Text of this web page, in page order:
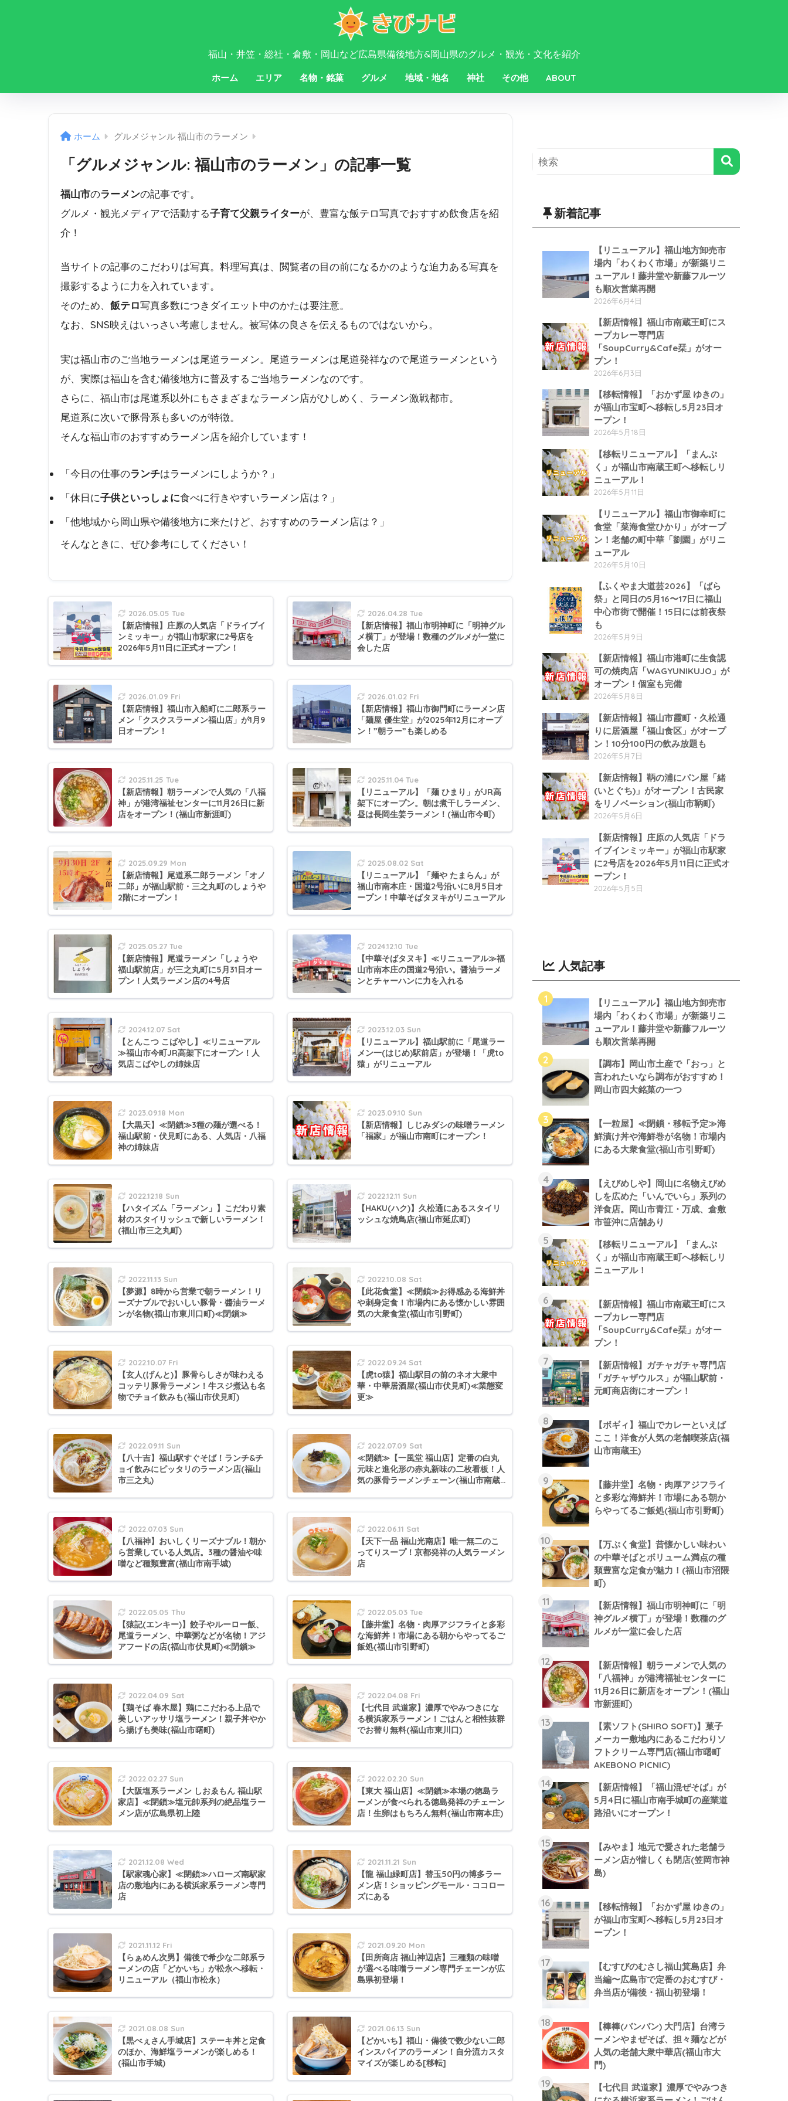
福山・井笠・総社・倉敷・岡山など広島県備後地方&岡山県のグルメ・観光・文化を紹介
ホーム エリア 名物・銘菓 グルメ 地域・地名 神社 その他 ABOUT
ホーム グルメジャンル 福山市のラーメン
「グルメジャンル:福山市のラーメン 」の記事一覧
福山市のラーメンの記事です。
グルメ・観光メディアで活動する子育て父親ライターが、豊富な飯テロ写真でおすすめ飲食店を紹
介！
当サイトの記事のこだわりは写真。料理写真は、閲覧者の目の前になるかのような迫力ある写真を
撮影するように力を入れています。
そのため、 飯テロ写真多数につきダイエット中のかたは要注意。
なお、SNS映えはいっさい考慮しません。被写体の良さを伝えるものではないから。
実は福山市のご当地ラーメンは尾道ラーメン。尾道ラーメンは尾道発祥なので尾道ラーメンという
が、実際は福山を含む備後地方に普及するご当地ラーメンなのです。
さらに、福山市は尾道系以外にもさまざまなラーメン店がひしめく、ラーメン激戦都市。
尾道系に次いで豚骨系も多いのが特徴。
そんな福山市のおすすめラーメン店を紹介しています！
「今日の仕事のランチはラーメンにしようか？」
「休日に子供といっしょに食べに行きやすいラーメン店は？」
「他地域から岡山県や備後地方に来たけど、おすすめのラーメン店は？」
そんなときに、ぜひ参考にしてください！
2026.05.05 Tue
【新店情報】庄原の人気店「ドライブイ
ンミッキー」が福山市駅家に2号店を
2026年5月11日に正式オープン！
2026.04.28 Tue
【新店情報】福山市明神町に「明神グル
メ横丁」が登場！数種のグルメが一堂に
会した店
2026.01.09 Fri
【新店情報】福山市入船町に二郎系ラー
メン「クスクスラーメン福山店」が1月9
日オープン！
2026.01.02 Fri
【新店情報】福山市御門町にラーメン店
「麺屋 優生堂」が2025年12月にオープ
ン！”朝ラー”も楽しめる
2025.11.25 Tue
【新店情報】朝ラーメンで人気の「八福
神」が港湾福祉センターに11月26日に新
店をオープン！(福山市新涯町)
2025.11.04 Tue
【リニューアル】「麺 ひまり」がJR高
架下にオープン。朝は煮干しラーメン、
昼は長岡生姜ラーメン！(福山市今町)
2025.09.29 Mon
【新店情報】尾道系二郎ラーメン「オノ
二郎」が福山駅前・三之丸町のしょうや
2階にオープン！
2025.08.02 Sat
【リニューアル】「麺や たまらん」が
福山市南本庄・国道2号沿いに8月5日オ
ープン！中華そばタヌキがリニューアル
2025.05.27 Tue
【新店情報】尾道ラーメン「しょうや
福山駅前店」が三之丸町に5月31日オー
プン！人気ラーメン店の4号店
2024.12.10 Tue
【中華そばタヌキ】≪リニューアル≫福
山市南本庄の国道2号沿い。醤油ラーメ
ンとチャーハンに力を入れる
2024.12.07 Sat
【とんこつ こばやし】≪リニューアル
≫福山市今町JR高架下にオープン！人
気店こばやしの姉妹店
2023.12.03 Sun
【リニューアル】福山駅前に「尾道ラー
メン一(はじめ)駅前店」が登場！「虎to
猿」がリニューアル
2023.09.18 Mon
【大黒天】≪閉鎖≫3種の麺が選べる！
福山駅前・伏見町にある、人気店・八福
神の姉妹店
2023.09.10 Sun
【新店情報】しじみダシの味噌ラーメン
「福家」が福山市南町にオープン！
2022.12.18 Sun
【ハタイズム「ラーメン」】こだわり素
材のスタイリッシュで新しいラーメン！
(福山市三之丸町)
2022.12.11 Sun
【HAKU(ハク)】久松通にあるスタイリ
ッシュな焼鳥店(福山市延広町)
2022.11.13 Sun
【夢源】8時から営業で朝ラーメン！リ
ーズナブルでおいしい豚骨・醬油ラーメ
ンが名物(福山市東川口町)≪閉鎖≫
2022.10.08 Sat
【此花食堂】≪閉鎖≫お得感ある海鮮丼
や刺身定食！市場内にある懐かしい雰囲
気の大衆食堂(福山市引野町)
2022.10.07 Fri
【玄人(げんと)】豚骨らしさが味わえる
コッテリ豚骨ラーメン！牛スジ煮込も名
物でチョイ飲みも(福山市伏見町)
2022.09.24 Sat
【虎to猿】福山駅目の前のネオ大衆中
華・中華居酒屋(福山市伏見町)≪業態変
更≫
2022.09.11 Sun
【八十吉】福山駅すぐそば！ランチ&チ
ョイ飲みにピッタリのラーメン店(福山
市三之丸)
2022.07.09 Sat
≪閉鎖≫【一風堂 福山店】定番の白丸
元味と進化形の赤丸新味の二枚看板！人
気の豚骨ラーメンチェーン(福山市南蔵
2022.07.03 Sun
【八福神】おいしくリーズナブル！朝か
ら営業している人気店。3種の醤油や味
噌など種類豊富(福山市南手城)
2022.06.11 Sat
【天下一品 福山光南店】唯一無二のこ
ってりスープ！京都発祥の人気ラーメン
店
2022.05.05 Thu
【猿記(エンキー)】餃子やルーロー飯、
尾道ラーメン、中華粥などが名物！アジ
アフードの店(福山市伏見町)≪閉鎖≫
2022.05.03 Tue
【藤井堂】名物・肉厚アジフライと多彩
な海鮮丼！市場にある朝からやってるご
飯処(福山市引野町)
2022.04.09 Sat
【鶏そば 春木屋】鶏にこだわる上品で
美しいアッサリ塩ラーメン！親子丼やか
ら揚げも美味(福山市曙町)
2022.04.08 Fri
【七代目 武道家】濃厚でやみつきにな
る横浜家系ラーメン！ごはんと相性抜群
でお替り無料(福山市東川口)
2022.02.27 Sun
【大阪塩系ラーメン しおゑもん 福山駅
家店】≪閉鎖≫塩元帥系列の絶品塩ラー
メン店が広島県初上陸
2022.02.20 Sun
【東大 福山店】≪閉鎖≫本場の徳島ラ
ーメンが食べられる徳島発祥のチェーン
店！生卵はもちろん無料(福山市南本庄)
2021.12.08 Wed
【駅家魂心家】≪閉鎖≫ハローズ南駅家
店の敷地内にある横浜家系ラーメン専門
店
2021.11.21 Sun
【龍 福山緑町店】替玉50円の博多ラー
メン店！ショッピングモール・ココロー
ズにある
2021.11.12 Fri
【らぁめん次男】備後で希少な二郎系ラ
ーメンの店「どかいち」が松永へ移転・
リニューアル（福山市松永）
2021.09.20 Mon
【田所商店 福山神辺店】三種類の味噌
が選べる味噌ラーメン専門チェーンが広
島県初登場！
2021.08.08 Sun
【黒べぇさん手城店】ステーキ丼と定食
のほか、海鮮塩ラーメンが楽しめる！
(福山市手城)
2021.06.13 Sun
【どかいち】福山・備後で数少ない二郎
インスパイアのラーメン！自分流カスタ
マイズが楽しめる[移転]
新着記事
【リニューアル】福山地方卸売市
場内「わくわく市場」が新築リニ
ューアル！藤井堂や新藤フルーツ
も順次営業再開
2026年6月4日
【新店情報】福山市南蔵王町にス
ープカレー専門店
「SoupCurry&Cafe栞」がオー
プン！
2026年6月3日
【移転情報】「おかず屋 ゆきの」
が福山市宝町へ移転し5月23日オ
ープン！
2026年5月18日
【移転リニューアル】「まんぷ
く」が福山市南蔵王町へ移転しリ
ニューアル！
2026年5月11日
【リニューアル】福山市御幸町に
食堂「菜海食堂ひかり」がオープ
ン！老舗の町中華「劉園」がリニ
ューアル
2026年5月10日
【ふくやま大道芸2026】「ばら
祭」と同日の5月16〜17日に福山
中心市街で開催！15日には前夜祭
も
2026年5月9日
【新店情報】福山市港町に生食認
可の焼肉店「WAGYUNIKUJO」が
オープン！個室も完備
2026年5月8日
【新店情報】福山市霞町・久松通
りに居酒屋「福山食区」がオープ
ン！10分100円の飲み放題も
2026年5月7日
【新店情報】鞆の浦にパン屋「緒
(いとぐち)」がオープン！古民家
をリノベーション(福山市鞆町)
2026年5月6日
【新店情報】庄原の人気店「ドラ
イブインミッキー」が福山市駅家
に2号店を2026年5月11日に正式オ
ープン！
2026年5月5日
人気記事
【リニューアル】福山地方卸売市
場内「わくわく市場」が新築リニ
ューアル！藤井堂や新藤フルーツ
も順次営業再開
【調布】岡山市土産で「おっ」と
言われたいなら調布がおすすめ！
岡山市四大銘菓の一つ
【一粒屋】≪閉鎖・移転予定≫海
鮮漬け丼や海鮮巻が名物！市場内
にある大衆食堂(福山市引野町)
【えびめしや】岡山に名物えびめ
しを広めた「いんでいら」系列の
洋食店。岡山市青江・万成、倉敷
市笹沖に店舗あり
【移転リニューアル】「まんぷ
く」が福山市南蔵王町へ移転しリ
ニューアル！
【新店情報】福山市南蔵王町にス
ープカレー専門店
「SoupCurry&Cafe栞」がオー
プン！
【新店情報】ガチャガチャ専門店
「ガチャザウルス」が福山駅前・
元町商店街にオープン！
【ボギィ】福山でカレーといえば
ここ！洋食が人気の老舗喫茶店(福
山市南蔵王)
【藤井堂】名物・肉厚アジフライ
と多彩な海鮮丼！市場にある朝か
らやってるご飯処(福山市引野町)
【万ぷく食堂】昔懐かしい味わい
の中華そばとボリューム満点の種
類豊富な定食が魅力！(福山市沼隈
町)
【新店情報】福山市明神町に「明
神グルメ横丁」が登場！数種のグ
ルメが一堂に会した店
【新店情報】朝ラーメンで人気の
「八福神」が港湾福祉センターに
11月26日に新店をオープン！(福山
市新涯町)
【素ソフト(SHIRO SOFT)】菓子
メーカー敷地内にあるこだわりソ
フトクリーム専門店(福山市曙町
AKEBONO PICNIC)
【新店情報】「福山混ぜそば」が
5月4日に福山市南手城町の産業道
路沿いにオープン！
【みやま】地元で愛された老舗ラ
ーメン店が惜しくも閉店(笠岡市神
島)
【移転情報】「おかず屋 ゆきの」
が福山市宝町へ移転し5月23日オ
ープン！
【むすびのむさし福山箕島店】弁
当編〜広島市で定番のおむすび・
弁当店が備後・福山初登場！
【棒棒(バンバン) 大門店】台湾ラ
ーメンやまぜそば、担々麺などが
人気の老舗大衆中華店(福山市大
門)
【七代目 武道家】濃厚でやみつき